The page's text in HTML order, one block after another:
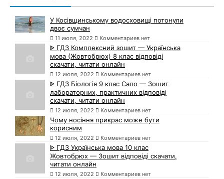
У Косівщинському водосховищі потонули
двоє сумчан
11 июля, 2022 Комментариев нет
ᐈ ГДЗ Комплексний зошит — Українська
мова (Жовтобрюх) 8 клас відповіді
скачати, читати онлайн
12 июля, 2022 Комментариев нет
ᐈ ГДЗ Біологія 9 клас Сало — Зошит
лабораторних, практичних відповіді
скачати, читати онлайн
12 июля, 2022 Комментариев нет
Чому носіння прикрас може бути
корисним
12 июля, 2022 Комментариев нет
ᐈ ГДЗ Українська мова 10 клас
Жовтобрюх — Зошит відповіді скачати,
читати онлайн
12 июля, 2022 Комментариев нет